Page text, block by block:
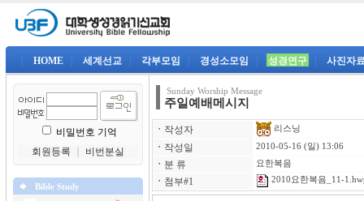
HOME 세계선교 각부모임 경성소모임 성경연구 사진자
비밀번호 기억
회원등록
비번분실
Bible Study
Sunday Worship Message
주일예배메시지
ㆍ 작성자 리스닝
ㆍ 작성일 2010-05-16 (일) 13:06
ㆍ 분 류 요한복음
ㆍ 첨부#1 2010요한복음_11-